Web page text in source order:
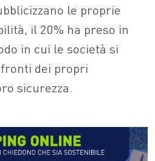
le proprie
il 20% ha preso in
in cui le società si
dei propri
sicurezza.